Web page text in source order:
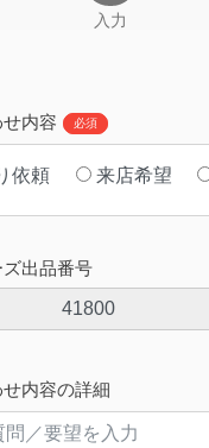
入力
内容 必須
依頼 来店希望
ズ出品番号
41800
内容の詳細